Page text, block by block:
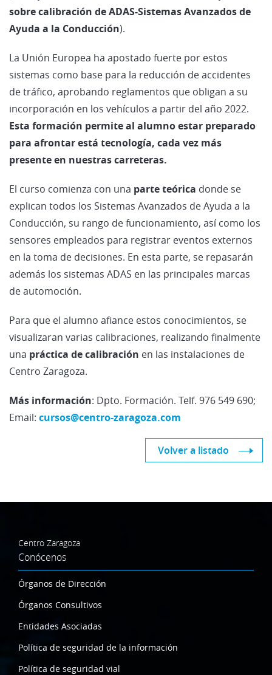
sobre calibración de ADAS-Sistemas Avanzados de
Ayuda a la Conducción).
La Unión Europea ha apostado fuerte por estos
sistemas como base para la reducción de accidentes
de tráfico, aprobando reglamentos que obligan a su
incorporación en los vehículos a partir del año 2022.
Esta formación permite al alumno estar preparado
para afrontar está tecnología, cada vez más
presente en nuestras carreteras.
El curso comienza con una parte teórica donde se
explican todos los Sistemas Avanzados de Ayuda a la
Conducción, su rango de funcionamiento, así como los
sensores empleados para registrar eventos externos
en la toma de decisiones. En esta parte, se repasarán
además los sistemas ADAS en las principales marcas
de automoción.
Para que el alumno afiance estos conocimientos, se
visualizaran varias calibraciones, realizando finalmente
una práctica de calibración en las instalaciones de
Centro Zaragoza.
Más información: Dpto. Formación. Telf. 976 549 690;
Email: cursos@centro-zaragoza.com
Volver a listado
Centro Zaragoza
Conócenos
Órganos de Dirección
Órganos Consultivos
Entidades Asociadas
Política de seguridad de la información
Política de seguridad vial